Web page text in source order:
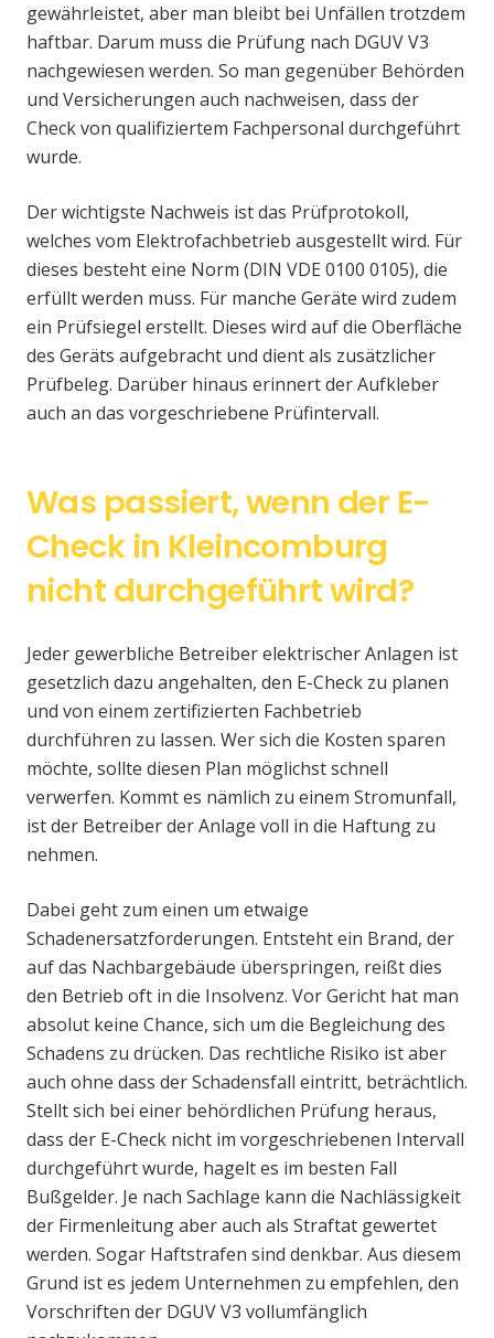
gewährleistet, aber man bleibt bei Unfällen trotzdem
haftbar. Darum muss die Prüfung nach DGUV V3
nachgewiesen werden. So man gegenüber Behörden
und Versicherungen auch nachweisen, dass der
Check von qualifiziertem Fachpersonal durchgeführt
wurde.
Der wichtigste Nachweis ist das Prüfprotokoll,
welches vom Elektrofachbetrieb ausgestellt wird. Für
dieses besteht eine Norm (DIN VDE 0100 0105), die
erfüllt werden muss. Für manche Geräte wird zudem
ein Prüfsiegel erstellt. Dieses wird auf die Oberfläche
des Geräts aufgebracht und dient als zusätzlicher
Prüfbeleg. Darüber hinaus erinnert der Aufkleber
auch an das vorgeschriebene Prüfintervall.
Was passiert, wenn der E-
Check in Kleincomburg
nicht durchgeführt wird?
Jeder gewerbliche Betreiber elektrischer Anlagen ist
gesetzlich dazu angehalten, den E-Check zu planen
und von einem zertifizierten Fachbetrieb
durchführen zu lassen. Wer sich die Kosten sparen
möchte, sollte diesen Plan möglichst schnell
verwerfen. Kommt es nämlich zu einem Stromunfall,
ist der Betreiber der Anlage voll in die Haftung zu
nehmen.
Dabei geht zum einen um etwaige
Schadenersatzforderungen. Entsteht ein Brand, der
auf das Nachbargebäude überspringen, reißt dies
den Betrieb oft in die Insolvenz. Vor Gericht hat man
absolut keine Chance, sich um die Begleichung des
Schadens zu drücken. Das rechtliche Risiko ist aber
auch ohne dass der Schadensfall eintritt, beträchtlich.
Stellt sich bei einer behördlichen Prüfung heraus,
dass der E-Check nicht im vorgeschriebenen Intervall
durchgeführt wurde, hagelt es im besten Fall
Bußgelder. Je nach Sachlage kann die Nachlässigkeit
der Firmenleitung aber auch als Straftat gewertet
werden. Sogar Haftstrafen sind denkbar. Aus diesem
Grund ist es jedem Unternehmen zu empfehlen, den
Vorschriften der DGUV V3 vollumfänglich